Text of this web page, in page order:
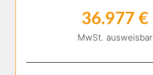
36.977 €
MwSt. ausweisbar